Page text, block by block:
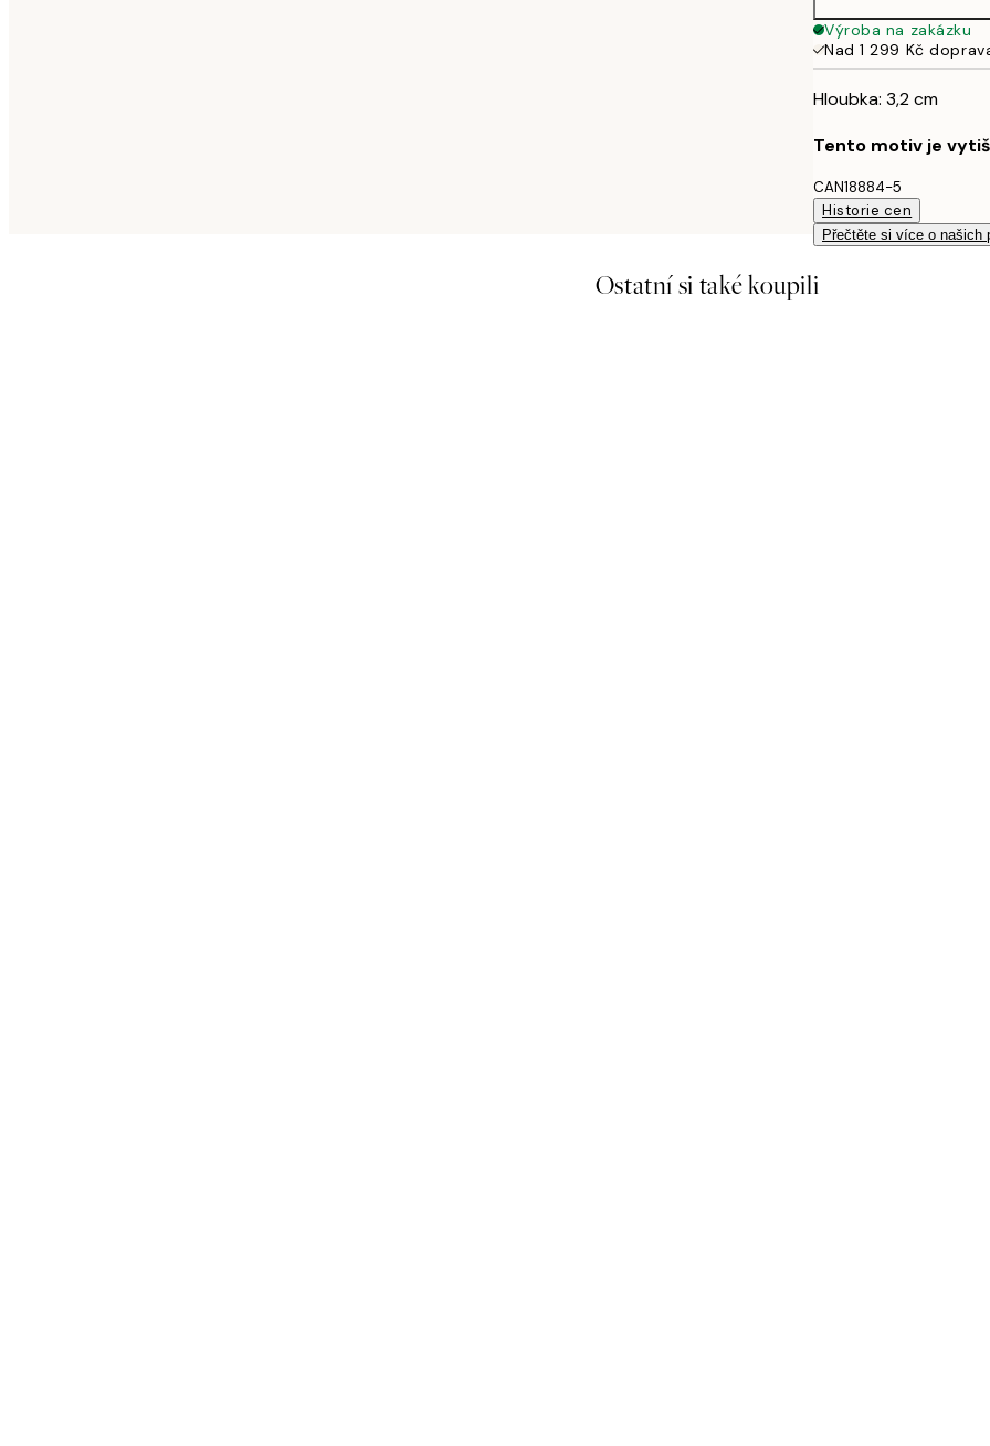
Výroba na zakázku
Nad 1 299 Kč
Hloubka: 3,2 cm
Tento motiv je
CAN18884-5
Historie cen
Přečtěte si více o našich
Ostatní si také koupili